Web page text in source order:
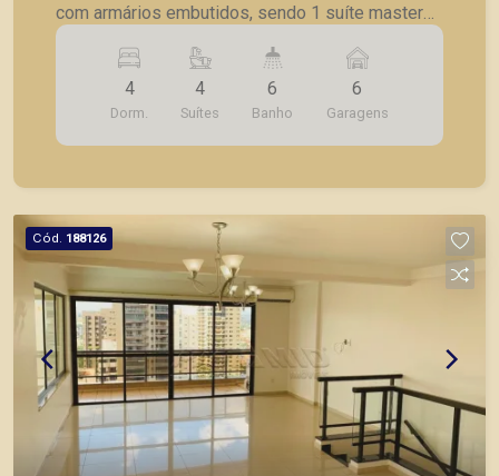
com armários embutidos, sendo 1 suíte master
com hidromassagem; - Lavabo; - Sala de estar
com Home theaer; - Sala de jantar; - Sacada; -
Cozinha planejada; - Copa; - Lavanderia; -
Despensa; - Dependência completa de serviço; -
Área gourmet com piscina e churrasqueira; - 6
em locação, vendas de imóveis prontos, usados
ou mesmo nos principais lançamentos da cidade
de Ribeirão Preto.
4
Dorm.
4
Suítes
6
Banho
6
Garagens
Cód. 188126